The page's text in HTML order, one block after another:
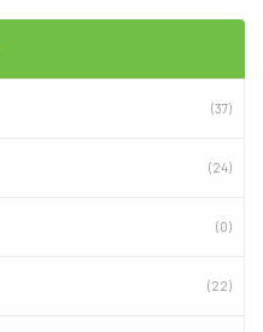
(37)
(24)
(0)
(22)